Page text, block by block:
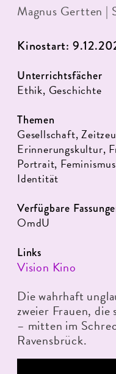
Magnus Gertten |
Kinostart:
Unterrichtsfächer
Ethik, Geschichte
Themen
Gesellschaft,
Erinnerungskultur,
Portrait,
Identität
Verfügbare
OmdU
Links
Vision Kino
Die wahrhaft
zweier Frauen,
– mitten im
Ravensbrück.